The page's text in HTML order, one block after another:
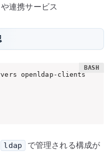
連携サービス
ldap
で管理される構成が